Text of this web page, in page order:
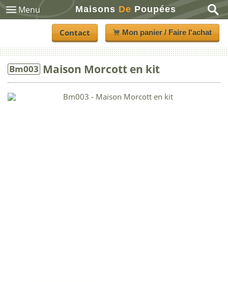
Menu Maisons De Poupées
Contact Mon panier / Faire l'achat
Bm003 Maison Morcott en kit